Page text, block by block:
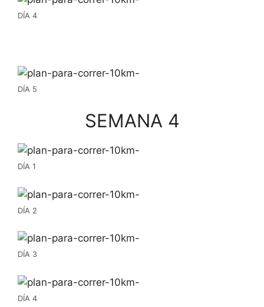
DÍA 4
DÍA 5
SEMANA 4
DÍA 1
DÍA 2
DÍA 3
DÍA 4